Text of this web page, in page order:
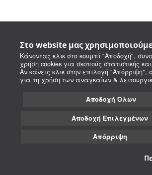
Στο website μας
Κάνοντας κλικ στο κουμπί "Αποδοχή",
χρήση cookies για σκοπούς στατιστικής
Αν κάνεις κλικ στην επιλογή "Απόρριψη",
για τη χρήση των αναγκαίων &
Αποδοχή Όλων
Αποδοχή Επιλεγμένων
Απόρριψη